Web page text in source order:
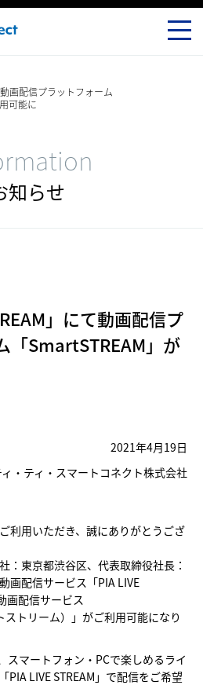
動画配信プラットフォーム
可能に
知らせ
」にて動画配信プ
「SmartSTREAM」が
2021年4月19日
・ティ・スマートコネクト株式会社
利用いただき、誠にありがとうござ
：東京都渋谷区、代表取締役社長：
画配信サービス「PIA LIVE
画配信サービス
ストリーム）」がご利用可能になり
スマートフォン・PCで楽しめるライ
PIA LIVE STREAM」で配信をご希望